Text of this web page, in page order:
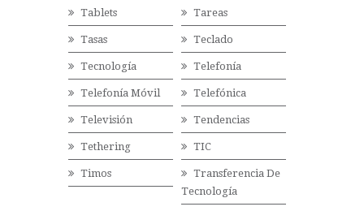
Tablets Tareas
Tasas Teclado
Tecnología Telefonía
Telefonía Móvil Telefónica
Televisión Tendencias
Tethering TIC
Timos
Transferencia De
Tecnología